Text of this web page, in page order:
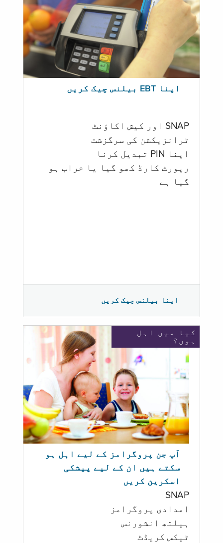
اپنا EBT بیلنس چیک کریں
SNAP اور کیش اکاؤنٹ
ٹرانزیکشن کی سرگزشت
اپنا PIN تبدیل کرنا
رپورٹ کارڈ کھو گیا یا خراب ہو
گيا ہے
اپنا بیلنس چیک کریں
کیا میں اہل
ہوں؟
آپ جن پروگرامز کے لیے اہل ہو
سکتے ہیں ان کے لیے پیشکی
اسکرین کریں
SNAP
امدادی پروگرامز
‏ہیلتھ انشورنس
ٹیکس کریڈٹ